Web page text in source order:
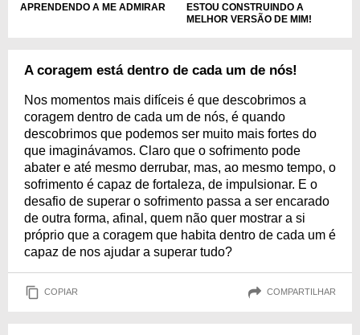
APRENDENDO A ME ADMIRAR
ESTOU CONSTRUINDO A
MELHOR VERSÃO DE MIM!
A coragem está dentro de cada um de nós!
Nos momentos mais difíceis é que descobrimos a
coragem dentro de cada um de nós, é quando
descobrimos que podemos ser muito mais fortes do
que imaginávamos. Claro que o sofrimento pode
abater e até mesmo derrubar, mas, ao mesmo tempo, o
sofrimento é capaz de fortaleza, de impulsionar. E o
desafio de superar o sofrimento passa a ser encarado
de outra forma, afinal, quem não quer mostrar a si
próprio que a coragem que habita dentro de cada um é
capaz de nos ajudar a superar tudo?
COPIAR COMPARTILHAR